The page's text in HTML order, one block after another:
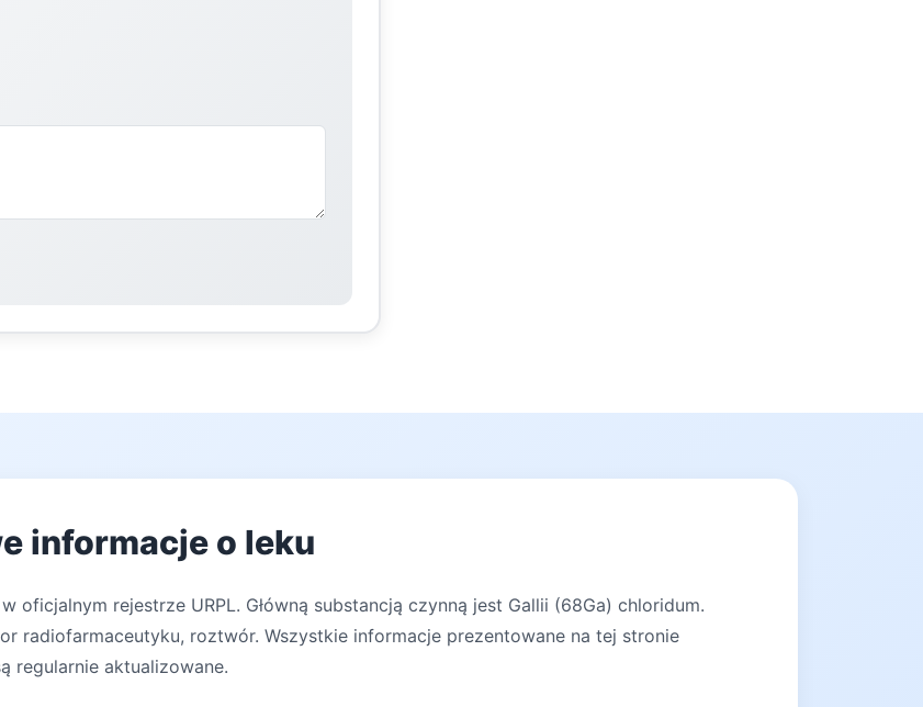
informacje o leku
oficjalnym rejestrze URPL. Główną substancją czynną jest Gallii (68Ga) chloridum.
radiofarmaceutyku, roztwór. Wszystkie informacje prezentowane na tej stronie
regularnie aktualizowane.